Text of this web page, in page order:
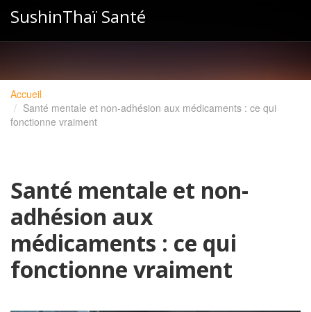
SushinThaï Santé
Accueil
Santé mentale et non-adhésion aux médicaments : ce qui
fonctionne vraiment
Santé mentale et non-
adhésion aux
médicaments : ce qui
fonctionne vraiment